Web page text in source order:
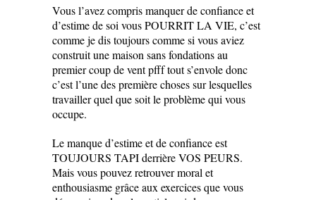
Vous l’avez compris manquer de confiance et
d’estime de soi vous POURRIT LA VIE, c’est
comme je dis toujours comme si vous aviez
construit une maison sans fondations au
premier coup de vent pfff tout s’envole donc
c’est l’une des première choses sur lesquelles
travailler quel que soit le problème qui vous
occupe.
Le manque d’estime et de confiance est
TOUJOURS TAPI derrière VOS PEURS.
Mais vous pouvez retrouver moral et
enthousiasme grâce aux exercices que vous